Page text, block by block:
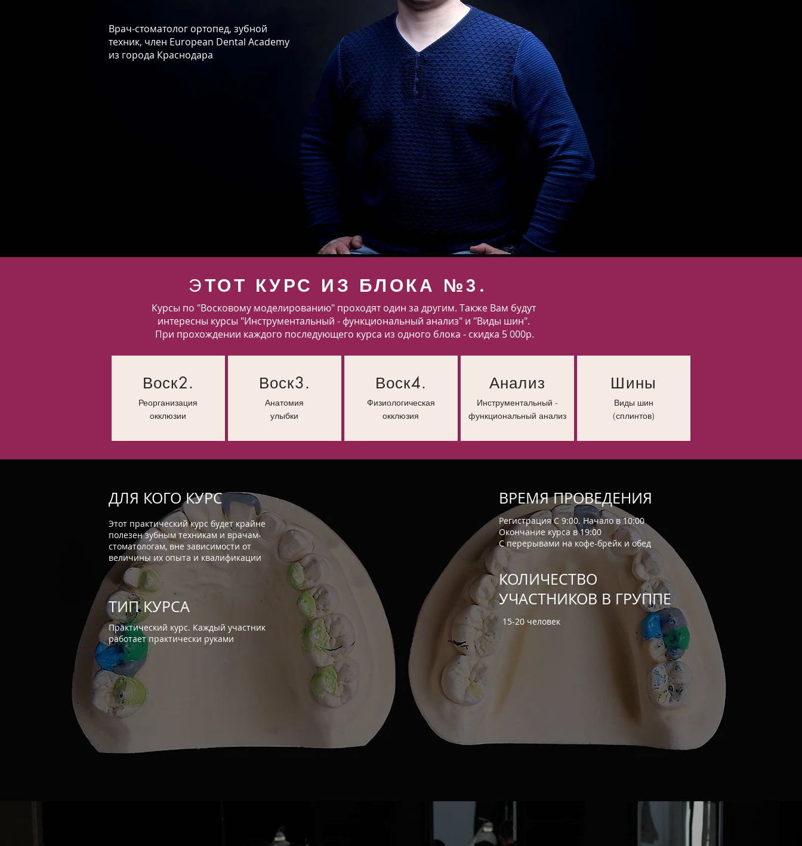
Врач-стоматолог ортопед, зубной
техник, член European Dental Academy
из города Краснодара
ЭТОТ КУРС ИЗ БЛОКА №3.
Курсы по "Восковому моделированию" проходят один за другим. Также Вам будут
интересны курсы "Инструментальный - функциональный анализ" и "Виды шин".
При прохождении каждого последующего курса из одного блока - скидка 5 000р.
Воск2.
Реорганизация
окклюзии
Воск3.
Анатомия
улыбки
Воск4.
Физиологическая
окклюзия
Анализ
Инструментальный -
функциональный анализ
Шины
Виды шин
(сплинтов)
ДЛЯ КОГО КУРС
Этот практический курс будет крайне
полезен зубным техникам и врачам-
стоматологам, вне зависимости от
величины их опыта и квалификации
ТИП КУРСА
Практический курс. Каждый участник
работает практически руками
ВРЕМЯ ПРОВЕДЕНИЯ
Регистрация С 9:00. Начало в 10:00
Окончание курса в 19:00
С перерывами на кофе-брейк и обед
КОЛИЧЕСТВО
УЧАСТНИКОВ В ГРУППЕ
15-20 человек